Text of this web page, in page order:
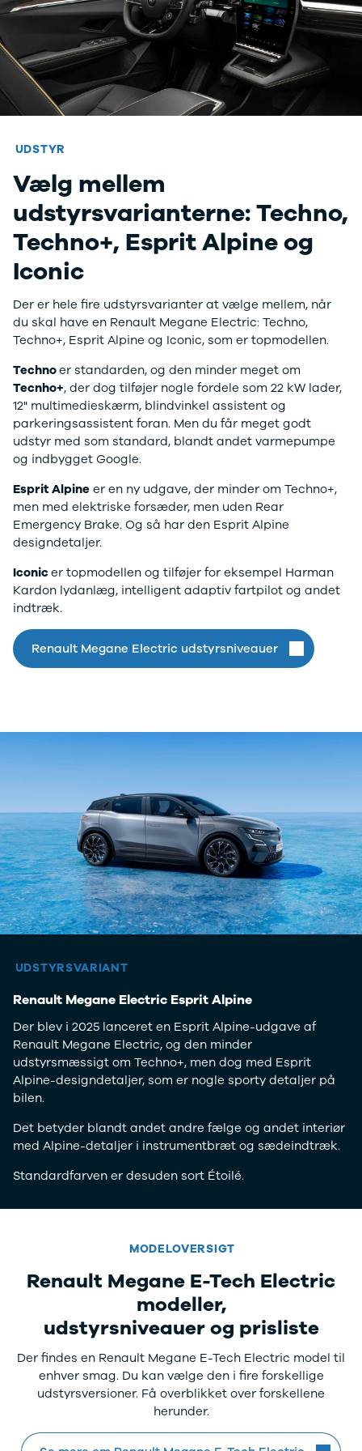
Arteon
California
Crafter
Golf
Sportsvan
T-Cross
Caddy Maxi
Volvo
Se alle Volvo
Elbil
SUV
XC40
EX40
C40
XC60
EX90
XC90
V40
V60
V90
S90
XPENG
Zeekr
7X
Se alle
Lille bil
Hatchback
Sedan
7 personers
biler
Varebiler
Cabriolet
Biler med
automatgear
automatgear
med
Elbiler
Se alle elbiler
Elbil SUV
Lille elbil
træk
Billig elbil
BMW
Cupra
Fiat
Hyundai
Kia
Mazda
Mercedes
MG
MINI
Nissan
Renault
UDSTYR
Vælg mellem
udstyrsvarianterne: Techno,
Techno+, Esprit Alpine og
Iconic
Der er hele fire udstyrsvarianter at vælge mellem, når
du skal have en Renault Megane Electric: Techno,
Techno+, Esprit Alpine og Iconic, som er topmodellen.
Technoer standarden, og den minder meget om
Tecnho+, der dog tilføjer nogle fordele som 22 kW lader,
12" multimedieskærm, blindvinkel assistent og
parkeringsassistent foran. Men du får meget godt
udstyr med som standard, blandt andet varmepumpe
og indbygget Google.
Esprit Alpine er en ny udgave, der minder om Techno+,
men med elektriske forsæder, men uden Rear
Emergency Brake. Og så har den Esprit Alpine
designdetaljer.
Iconicer topmodellen og tilføjer for eksempel Harman
Kardon lydanlæg, intelligent adaptiv fartpilot og andet
indtræk.
Renault Megane Electric udstyrsniveauer
UDSTYRSVARIANT
Renault Megane Electric Esprit Alpine
Der blev i 2025 lanceret en Esprit Alpine-udgave af
Renault Megane Electric, og den minder
udstyrsmæssigt om Techno+, men dog med Esprit
Alpine-designdetaljer, som er nogle sporty detaljer på
bilen.
Det betyder blandt andet andre fælge og andet interiør
med Alpine-detaljer i instrumentbræt og sædeindtræk.
Standardfarven er desuden sort Étoilé.
MODELOVERSIGT
Renault Megane E-Tech Electric
modeller,
udstyrsniveauer og prisliste
Der findes en Renault Megane E-Tech Electric model til
enhver smag. Du kan vælge den i fire forskellige
udstyrsversioner. Få overblikket over forskellene
herunder.